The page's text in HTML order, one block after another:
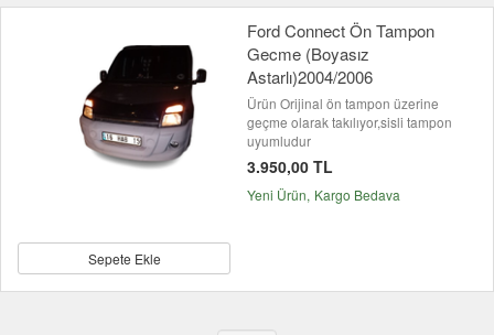
Sepete Ekle
Ford Connect Ön Tampon
Gecme (Boyasız
Astarlı)2004/2006
Ürün Orijinal ön tampon üzerine
geçme olarak takılıyor,sisli tampon
uyumludur
3.950,00 TL
Yeni Ürün Kargo Bedava